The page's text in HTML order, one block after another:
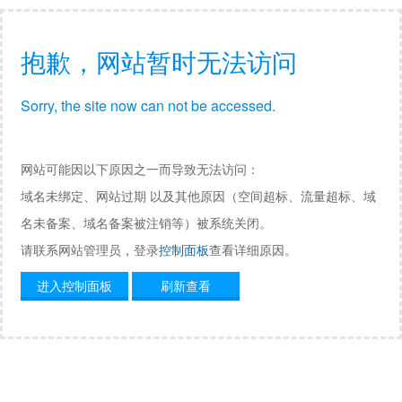
抱歉，网站暂时无法访问
Sorry, the site now can not be accessed.
网站可能因以下原因之一而导致无法访问：
域名未绑定、网站过期 以及其他原因（空间超标、流量超标、域
名未备案、域名备案被注销等）被系统关闭。
请联系网站管理员，登录控制面板查看详细原因。
进入控制面板
刷新查看